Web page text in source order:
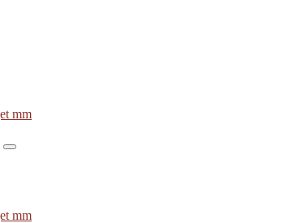
mm
Search
mm